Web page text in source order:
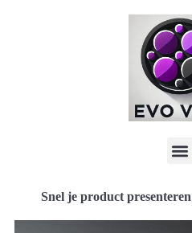
Snel je product